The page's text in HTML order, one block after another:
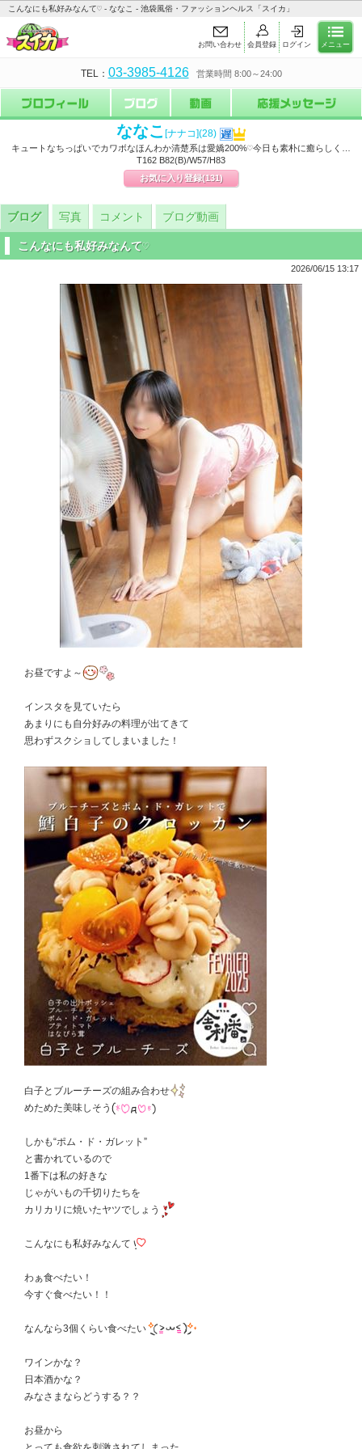
こんなにも私好みなんて♡ - ななこ - 池袋風俗・ファッションヘルス「スイカ」
お問い合わせ 会員登録 ログイン メニュー
TEL： 03-3985-4126 営業時間 8:00～24:00
ななこ [ナナコ](28)
キュートなちっぱいでカワボなほんわか清楚系は愛嬌200%♡今日も素朴に癒らしく…
T162 B82(B)/W57/H83
お気に入り登録(131)
ブログ 写真 コメント ブログ動画
こんなにも私好みなんて♡
2026/06/15 13:17
お昼ですよ～
インスタを見ていたら
あまりにも自分好みの料理が出てきて
思わずスクショしてしまいました！
白子とブルーチーズの組み合わせ
めためた美味しそう
しかも“ポム・ド・ガレット”
と書かれているので
1番下は私の好きな
じゃがいもの千切りたちを
カリカリに焼いたヤツでしょう
こんなにも私好みなんて
わぁ食べたい！
今すぐ食べたい！！
なんなら3個くらい食べたい
ワインかな？
日本酒かな？
みなさまならどうする？？
お昼から